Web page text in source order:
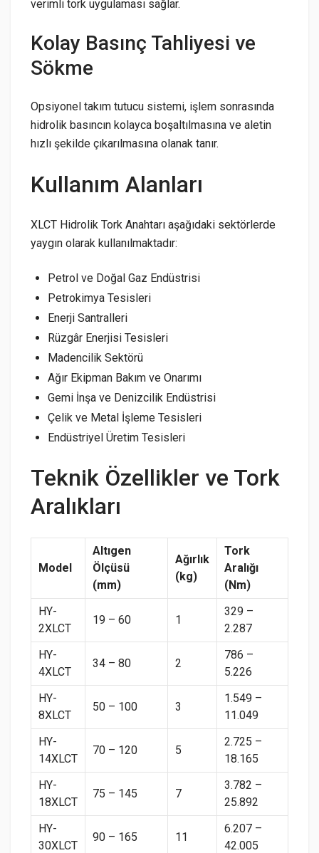
verimli tork uygulaması sağlar.
Kolay Basınç Tahliyesi ve
Sökme
Opsiyonel takım tutucu sistemi, işlem sonrasında
hidrolik basıncın kolayca boşaltılmasına ve aletin
hızlı şekilde çıkarılmasına olanak tanır.
Kullanım Alanları
XLCT Hidrolik Tork Anahtarı aşağıdaki sektörlerde
yaygın olarak kullanılmaktadır:
Petrol ve Doğal Gaz Endüstrisi
Petrokimya Tesisleri
Enerji Santralleri
Rüzgâr Enerjisi Tesisleri
Madencilik Sektörü
Ağır Ekipman Bakım ve Onarımı
Gemi İnşa ve Denizcilik Endüstrisi
Çelik ve Metal İşleme Tesisleri
Endüstriyel Üretim Tesisleri
Teknik Özellikler ve Tork
Aralıkları
Model
Altıgen
Ölçüsü
(mm)
Ağırlık
(kg)
Tork
Aralığı
(Nm)
HY-
2XLCT
19 – 60 1
329 –
2.287
HY-
4XLCT
34 – 80 2
786 –
5.226
HY-
8XLCT
50 – 100 3
1.549 –
11.049
HY-
14XLCT
70 – 120 5
2.725 –
18.165
HY-
18XLCT
75 – 145 7
3.782 –
25.892
HY-
30XLCT
90 – 165 11
6.207 –
42.005